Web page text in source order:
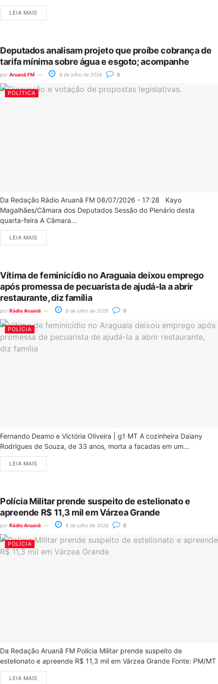
LEIA MAIS
Deputados analisam projeto que proíbe cobrança de
tarifa mínima sobre água e esgoto; acompanhe
por Aruanã FM 8 de julho de 2026 0
POLÍTICA
Da Redação Rádio Aruanã FM 08/07/2026 - 17:28 Kayo
Magalhães/Câmara dos Deputados Sessão do Plenário desta
quarta-feira A Câmara...
LEIA MAIS
Vítima de feminicídio no Araguaia deixou emprego
após promessa de pecuarista de ajudá-la a abrir
restaurante, diz família
por Rádio Aruanã 8 de julho de 2026 0
POLÍCIA
Fernando Deamo e Victória Oliveira | g1 MT A cozinheira Daiany
Rodrigues de Souza, de 33 anos, morta a facadas em um...
LEIA MAIS
Polícia Militar prende suspeito de estelionato e
apreende R$ 11,3 mil em Várzea Grande
por Rádio Aruanã 8 de julho de 2026 0
POLÍCIA
Da Redação Aruanã FM Polícia Militar prende suspeito de
estelionato e apreende R$ 11,3 mil em Várzea Grande Fonte: PM/MT
LEIA MAIS